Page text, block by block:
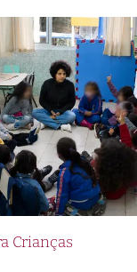
Crianças